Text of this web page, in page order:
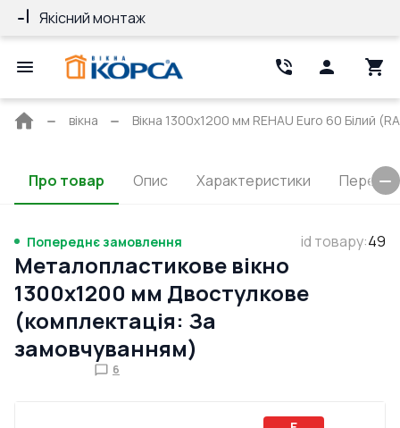
Якісний монтаж
Головна
вікна Вікна 1300x1200 мм REHAU Euro 60 Білий
Про товар Опис Характеристики
Попереднє замовлення id товару:49
Металопластикове вікно
1300x1200 мм Двостулкове
(комплектація: За
замовчуванням)
6